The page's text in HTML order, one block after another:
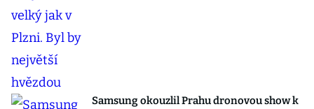
Samsung okouzlil Prahu dronovou show k